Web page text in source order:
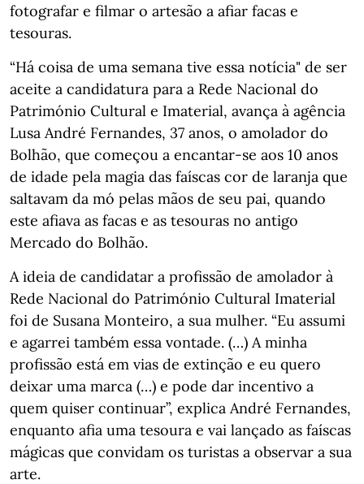
fotografar e filmar o artesão a afiar facas e
tesouras.
“Há coisa de uma semana tive essa notícia" de ser
aceite a candidatura para a Rede Nacional do
Património Cultural e Imaterial, avança à agência
Lusa André Fernandes, 37 anos, o amolador do
Bolhão, que começou a encantar-se aos 10 anos
de idade pela magia das faíscas cor de laranja que
saltavam da mó pelas mãos de seu pai, quando
este afiava as facas e as tesouras no antigo
Mercado do Bolhão.
A ideia de candidatar a profissão de amolador à
Rede Nacional do Património Cultural Imaterial
foi de Susana Monteiro, a sua mulher. “Eu assumi
e agarrei também essa vontade. (…) A minha
profissão está em vias de extinção e eu quero
deixar uma marca (…) e pode dar incentivo a
quem quiser continuar”, explica André Fernandes,
enquanto afia uma tesoura e vai lançado as faíscas
mágicas que convidam os turistas a observar a sua
arte.